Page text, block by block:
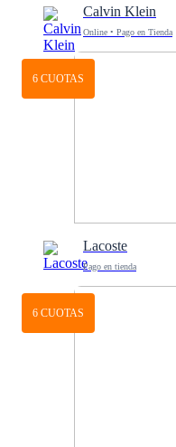
Calvin Klein
Online • Pago en Tienda
6 CUOTAS
Lacoste
Pago en tienda
6 CUOTAS